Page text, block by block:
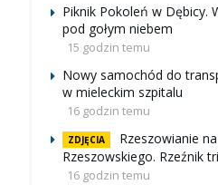
Piknik Pokoleń w Dębicy.
pod gołym niebem
15 godzin temu
Nowy samochód do
w mieleckim szpitalu
16 godzin temu
ZDJĘCIA
Rzeszowianie
Rzeszowskiego. Rzeźnik
16 godzin temu